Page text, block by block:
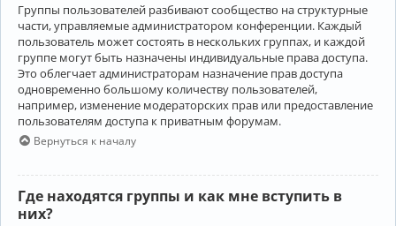
Группы пользователей разбивают сообщество на структурные
части, управляемые администратором конференции. Каждый
пользователь может состоять в нескольких группах, и каждой
группе могут быть назначены индивидуальные права доступа.
Это облегчает администраторам назначение прав доступа
одновременно большому количеству пользователей,
например, изменение модераторских прав или предоставление
пользователям доступа к приватным форумам.
Вернуться к началу
Где находятся группы и как мне вступить в
них?